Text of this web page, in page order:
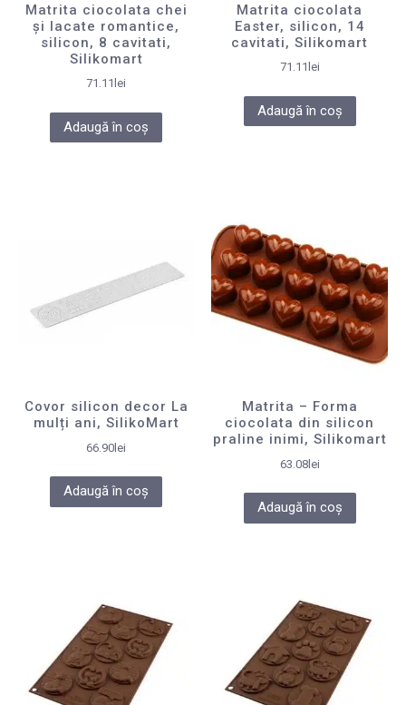
Matrita ciocolata chei
și lacate romantice,
silicon, 8 cavitati,
Silikomart
71.11 lei
Adaugă în coș
Matrita ciocolata
Easter, silicon, 14
cavitati, Silikomart
71.11 lei
Adaugă în coș
Covor silicon decor La
mulți ani, SilikoMart
66.90lei
Adaugă în coș
Matrita – Forma
ciocolata din silicon
praline inimi, Silikomart
63.08lei
Adaugă în coș